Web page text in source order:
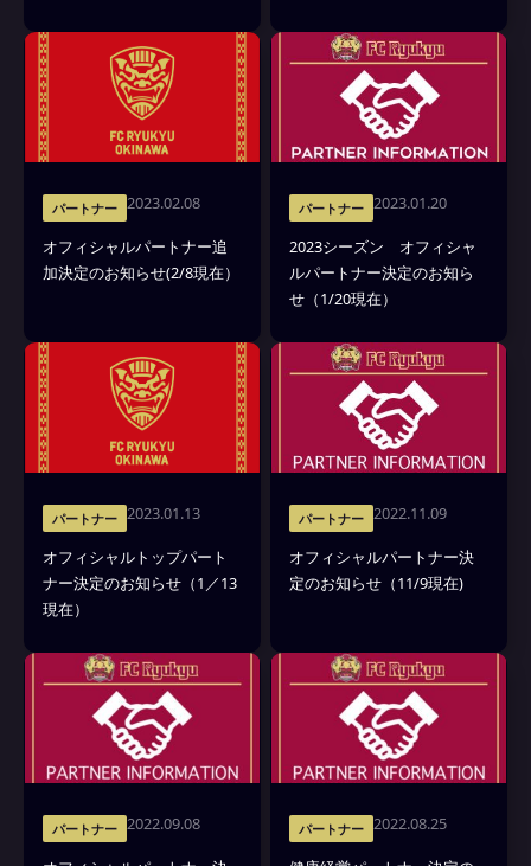
パートナー 2023.02.08
オフィシャルパートナー追
加決定のお知らせ(2/8現在）
パートナー 2023.01.20
2023シーズン オフィシャ
ルパートナー決定のお知ら
せ（1/20現在）
パートナー 2023.01.13
オフィシャルトップパート
ナー決定のお知らせ（1／13
現在）
パートナー 2022.11.09
オフィシャルパートナー決
定のお知らせ（11/9現在)
パートナー 2022.09.08 パートナー 2022.08.25